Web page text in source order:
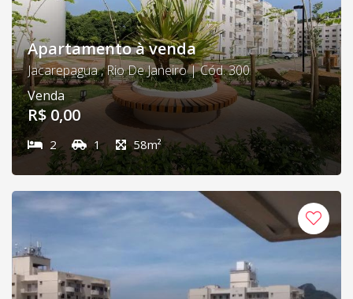
Apartamento à venda
Jacarepagua , Rio De Janeiro | Cód. 300
Venda
R$ 0,00
2 1 58m²